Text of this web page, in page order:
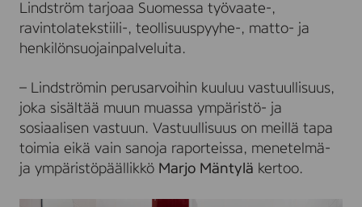
Lindström tarjoaa Suomessa työvaate-,
ravintolatekstiili-, teollisuuspyyhe-, matto- ja
henkilönsuojainpalveluita.
– Lindströmin perusarvoihin kuuluu vastuullisuus,
joka sisältää muun muassa ympäristö- ja
sosiaalisen vastuun. Vastuullisuus on meillä tapa
toimia eikä vain sanoja raporteissa, menetelmä-
ja ympäristöpäällikkö Marjo Mäntylä kertoo.